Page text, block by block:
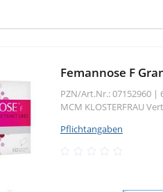
Femannose F
PZN/Art.Nr.: 07152960 |
MCM KLOSTERFRAU
Pflichtangaben